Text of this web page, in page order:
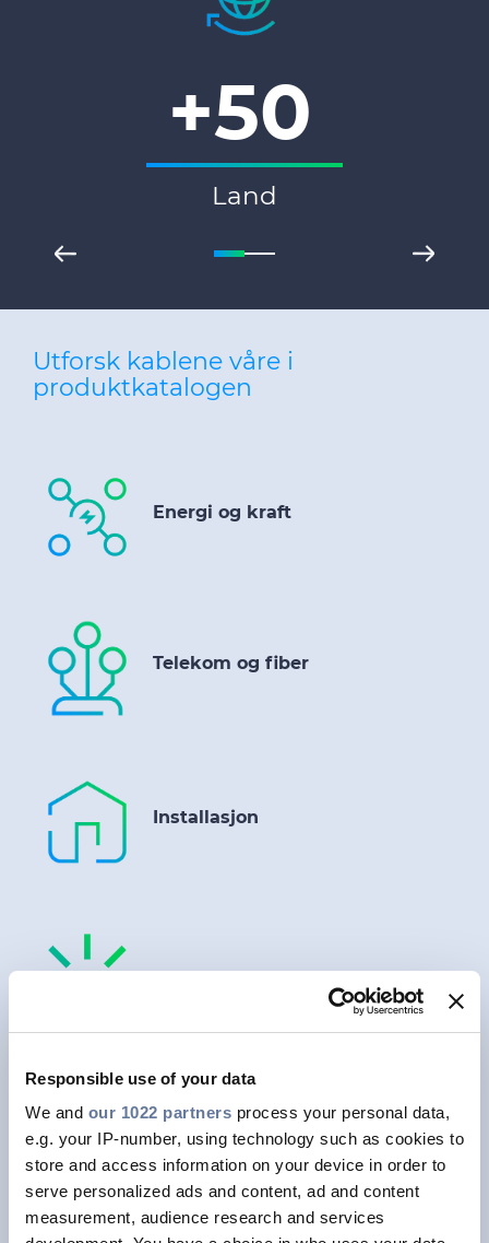
Responsible use of your data
We and our 1022 partners process your personal data,
e.g. your IP-number, using technology such as cookies to
store and access information on your device in order to
serve personalized ads and content, ad and content
measurement, audience research and services
+50
Land
Utforsk kablene våre i
produktkatalogen
Energi og kraft
Telekom og fiber
Installasjon
Datakabler